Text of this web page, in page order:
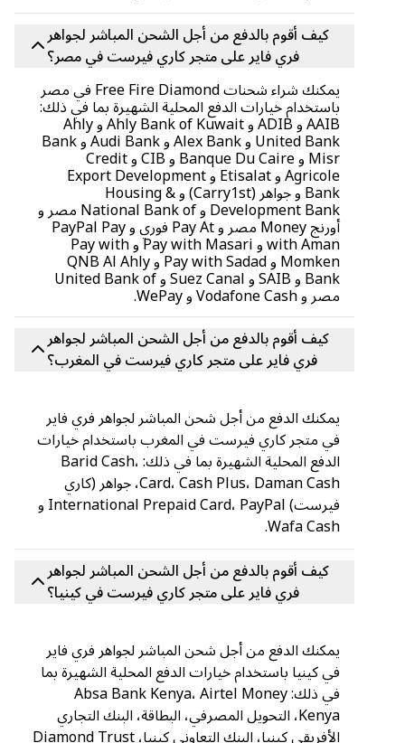
كيف أقوم بالدفع من أجل الشحن المباشر لجواهر
فري فاير على متجر كاري فيرست في مصر؟
يمكنك شراء شحنات Free Fire Diamond في مصر
باستخدام خيارات الدفع المحلية الشهيرة بما في ذلك:
AAIB و ADIB و Ahly Bank of Kuwait و Ahly
United Bank و Alex Bank و Audi Bank و Bank
Misr و Banque Du Caire و CIB و Credit
Agricole و Etisalat و Export Development
Bank و جواهر (Carry1st) و Housing &
Development Bank و National Bank of مصر و
أورنج Money مصر و Pay At فوري و PayPal Pay
with Aman و Pay with Masari و Pay with
Momken و Pay with Sadad و QNB Al Ahly
Bank و SAIB و Suez Canal و United Bank of
مصر و Vodafone Cash و WePay.
كيف أقوم بالدفع من أجل الشحن المباشر لجواهر
فري فاير على متجر كاري فيرست في المغرب؟
يمكنك الدفع من أجل شحن المباشر لجواهر فري فاير
في متجر كاري فيرست في المغرب باستخدام خيارات
الدفع المحلية الشهيرة بما في ذلك: Barid Cash،
Card، Cash Plus، Daman Cash، جواهر (كاري
فيرست) International Prepaid Card، PayPal و
Wafa Cash.
كيف أقوم بالدفع من أجل الشحن المباشر لجواهر
فري فاير على متجر كاري فيرست في كينيا؟
يمكنك الدفع من أجل شحن المباشر لجواهر فري فاير
في كينيا باستخدام خيارات الدفع المحلية الشهيرة بما
في ذلك: Absa Bank Kenya، Airtel Money
Kenya، التحويل المصرفي، البطاقة، البنك التجاري